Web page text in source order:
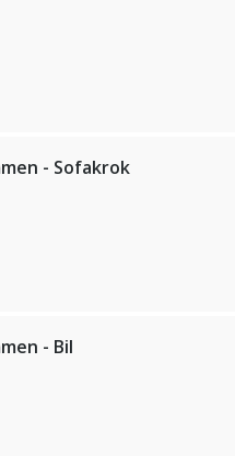
- Sofakrok
- Bil